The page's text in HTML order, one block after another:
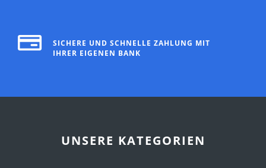
SICHERE UND SCHNELLE ZAHLUNG MIT
IHRER EIGENEN BANK
UNSERE KATEGORIEN